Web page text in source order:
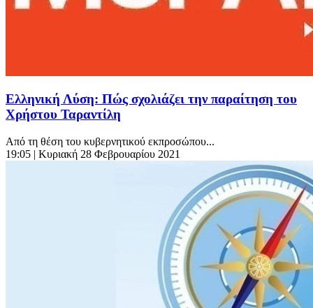
Ελληνική Λύση: Πώς σχολιάζει την παραίτηση του
Χρήστου Ταραντίλη
Από τη θέση του κυβερνητικού εκπροσώπου...
19:05 | Κυριακή 28 Φεβρουαρίου 2021